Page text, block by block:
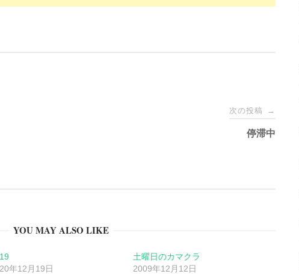
次の投稿 →
停滞中
YOU MAY ALSO LIKE
年12月19日
土曜日のカマクラ
2009年12月12日